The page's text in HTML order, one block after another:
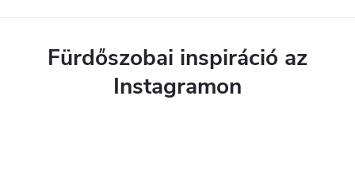
Fürdőszobai inspiráció az
Instagramon